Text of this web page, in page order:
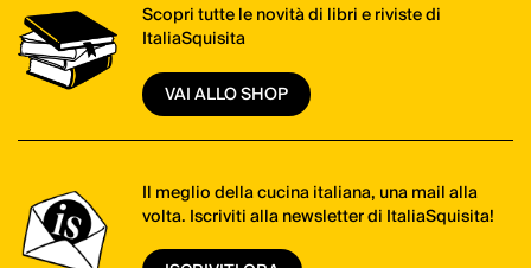
Scopri tutte le novità di libri e riviste di
ItaliaSquisita
VAI ALLO SHOP
Il meglio della cucina italiana, una mail alla
volta. Iscriviti alla newsletter di ItaliaSquisita!